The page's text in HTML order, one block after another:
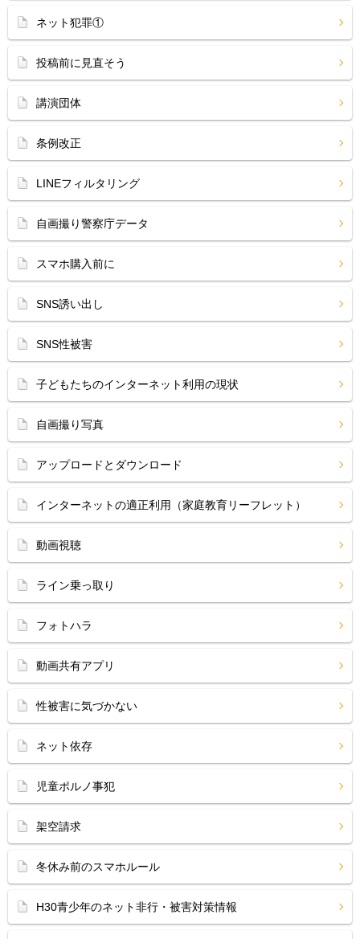
ネット犯罪①
投稿前に見直そう
講演団体
条例改正
LINEフィルタリング
自画撮り警察庁データ
スマホ購入前に
SNS誘い出し
SNS性被害
子どもたちのインターネット利用の現状
自画撮り写真
アップロードとダウンロード
インターネットの適正利用（家庭教育リーフレット）
動画視聴
ライン乗っ取り
フォトハラ
動画共有アプリ
性被害に気づかない
ネット依存
児童ポルノ事犯
架空請求
冬休み前のスマホルール
H30青少年のネット非行・被害対策情報